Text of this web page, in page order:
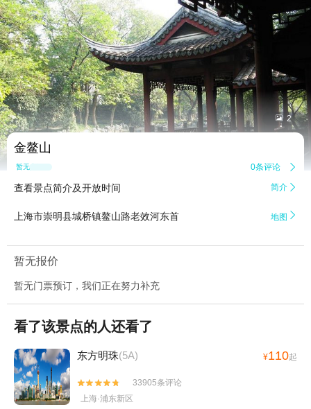
 2
金鳌山
暂无点评 0条评论 
查看景点简介及开放时间 简介 
上海市崇明县城桥镇鳌山路老效河东首 地图 
暂无报价
暂无门票预订，我们正在努力补充
看了该景点的人还看了
东方明珠(5A) ¥110起


33905条评论
上海·浦东新区
